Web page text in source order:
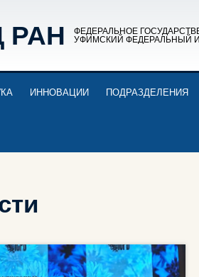
РАН
ФЕДЕРАЛЬНОЕ
УФИМСКИЙ ФЕДЕРАЛЬНЫЙ
ИННОВАЦИИ ПОДРАЗДЕЛЕНИЯ